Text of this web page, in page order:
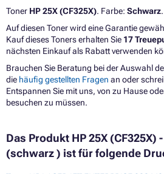
Toner HP 25X (CF325X). Farbe: Schwarz
Auf diesen Toner wird eine Garantie
Kauf dieses Toners erhalten Sie 17
nächsten Einkauf als Rabatt verwenden
Brauchen Sie Beratung bei der Auswahl
die häufig gestellten Fragen an oder
Entspannen Sie mit uns, von zu Hause
besuchen zu müssen.
Das Produkt HP 25X (CF325X)
(schwarz ) ist für folgende